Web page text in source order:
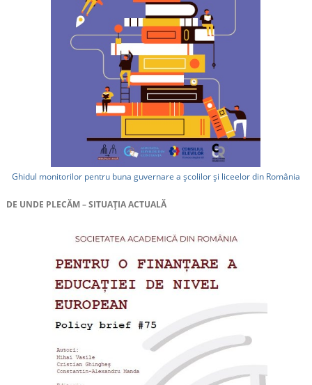
Ghidul monitorilor pentru buna guvernare a școlilor și liceelor din România
DE UNDE PLECĂM – SITUAȚIA ACTUALĂ